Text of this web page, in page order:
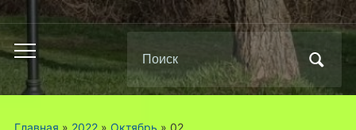
Переключить
мобильное
меню
по:
Главная » 2022» Октябрь » 02